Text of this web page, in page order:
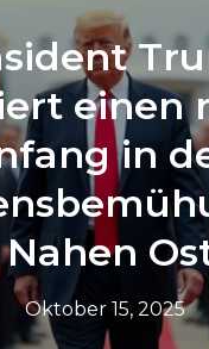
einen
in
Oktober 15, 2025